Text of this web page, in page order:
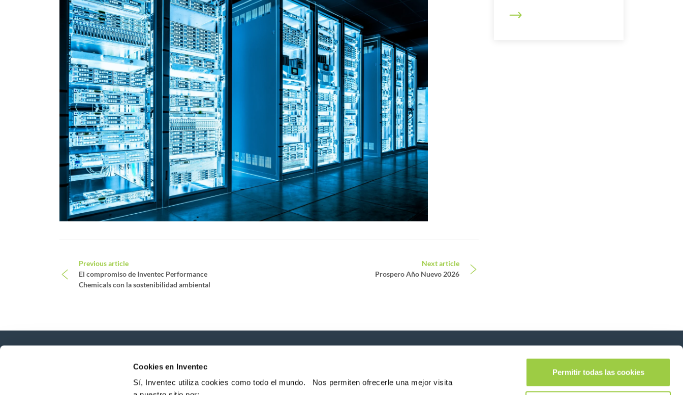
Cookies en Inventec
Sí, Inventec utiliza cookies como todo el mundo. Nos permiten ofrecerle una mejor visita
Permitir todas las cookies
Post navigation
Previous article
El compromiso de Inventec Performance
Chemicals con la sostenibilidad ambiental
Next article
Prospero Año Nuevo 2026
Novedades, servicios, productos, ...
¡Manténgase conectado con nuestro boletín de noticias!
Síganos en: